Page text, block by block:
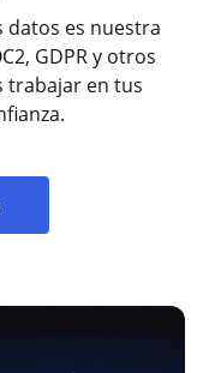
datos es nuestra
GDPR y otros
trabajar en tus